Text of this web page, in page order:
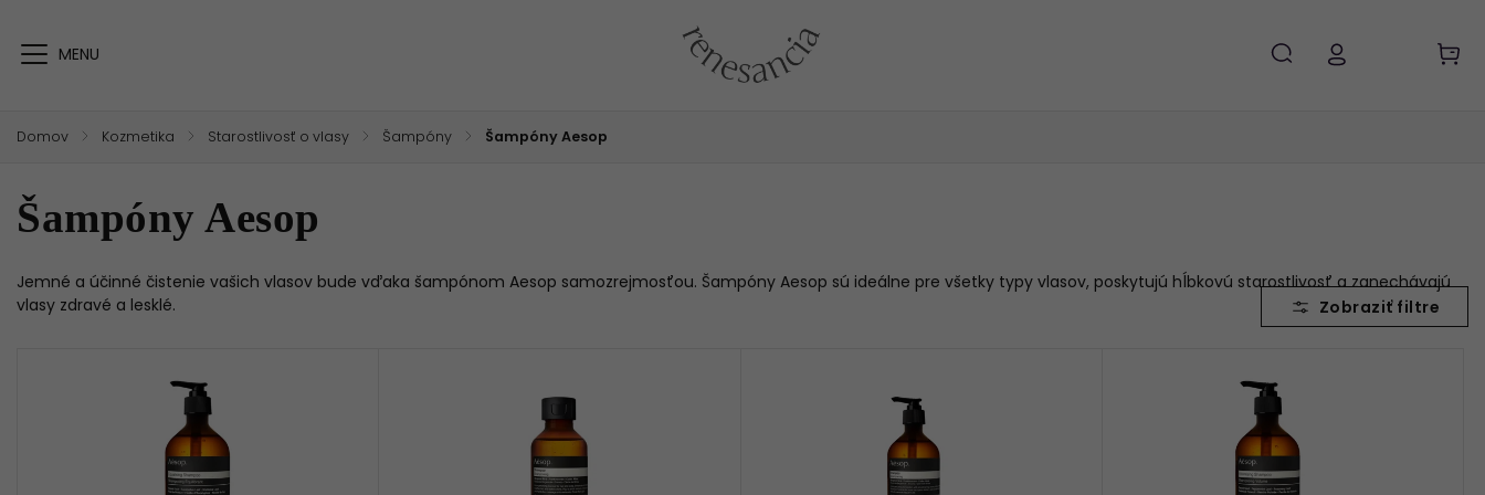
Domov / Kozmetika / Starostlivosť o vlasy / Šampóny / Šampóny Aesop
Šampóny Aesop
Jemné a účinné čistenie vašich vlasov bude vďaka šampónom Aesop samozrejmosťou. Šampóny Aesop sú ideálne pre všetky typy vlasov, poskytujú hĺbkovú starostlivosť a zanechávajú
vlasy zdravé a lesklé.